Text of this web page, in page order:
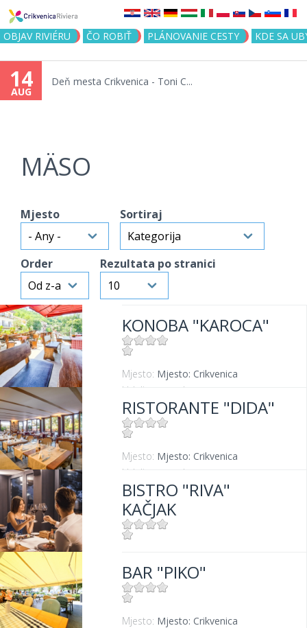
Jump to navigation
OBJAV RIVIÉRU ČO ROBIŤ PLÁNOVANIE CESTY KDE SA
14
AUG
Deň mesta Crikvenica - Toni C...
MÄSO
Mjesto Sortiraj
Order Rezultata po stranici
KONOBA "KAROCA"
Mjesto: Mjesto: Crikvenica
Udaljenost od mora:
RISTORANTE "DIDA"
Mjesto: Mjesto: Crikvenica
Udaljenost od mora:
BISTRO "RIVA"
KAČJAK
Udaljenost od mora:
BAR "PIKO"
Mjesto: Mjesto: Crikvenica